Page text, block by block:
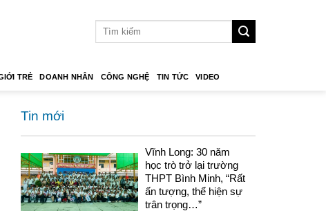
TRẺ DOANH NHÂN CÔNG NGHỆ TIN TỨC VIDEO
Tin mới
Vĩnh Long: 30 năm
học trò trở lại trường
THPT Bình Minh, “Rất
ấn tượng, thể hiện sự
trân trọng…”